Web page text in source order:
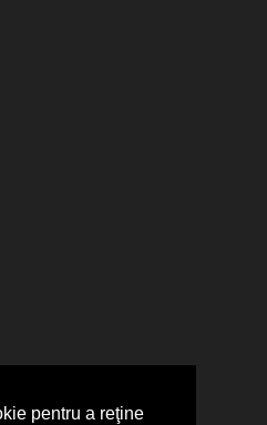
pentru a reţine